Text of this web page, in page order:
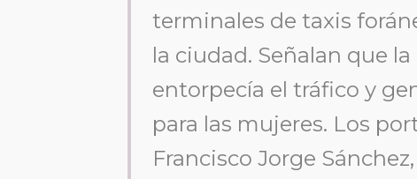
terminales de taxis
la ciudad. Señalan que
entorpecía el tráfico y
para las mujeres. Los
Francisco Jorge